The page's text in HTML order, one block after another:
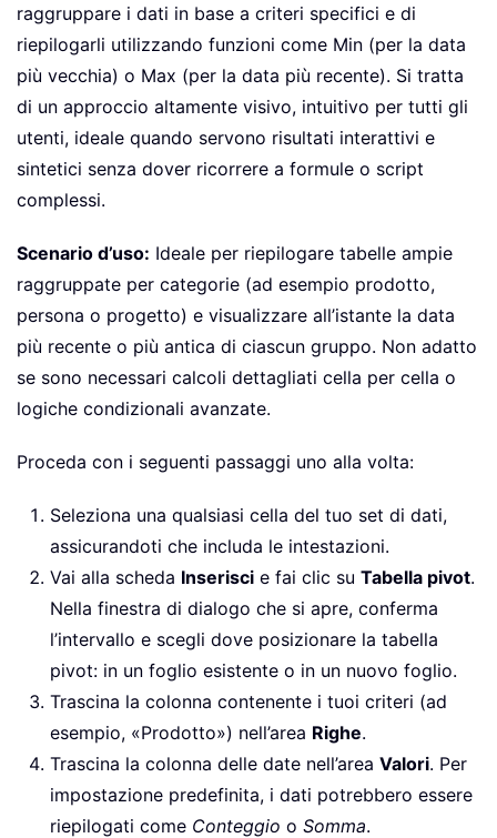
raggruppare i dati in base a criteri specifici e di
riepilogarli utilizzando funzioni come Min (per la data
più vecchia) o Max (per la data più recente). Si tratta
di un approccio altamente visivo, intuitivo per tutti gli
utenti, ideale quando servono risultati interattivi e
sintetici senza dover ricorrere a formule o script
complessi.
Scenario d’uso: Ideale per riepilogare tabelle ampie
raggruppate per categorie (ad esempio prodotto,
persona o progetto) e visualizzare all’istante la data
più recente o più antica di ciascun gruppo. Non adatto
se sono necessari calcoli dettagliati cella per cella o
logiche condizionali avanzate.
Proceda con i seguenti passaggi uno alla volta:
Seleziona una qualsiasi cella del tuo set di dati,
assicurandoti che includa le intestazioni.
Vai alla scheda Inserisci e fai clic su Tabella pivot.
Nella finestra di dialogo che si apre, conferma
l’intervallo e scegli dove posizionare la tabella
pivot: in un foglio esistente o in un nuovo foglio.
Trascina la colonna contenente i tuoi criteri (ad
esempio, «Prodotto») nell’area Righe.
Trascina la colonna delle date nell’area Valori. Per
impostazione predefinita, i dati potrebbero essere
riepilogati come Conteggio o Somma.